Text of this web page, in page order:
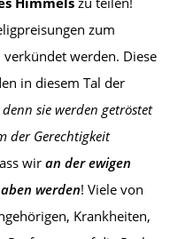
zum
werden. Diese
in diesem Tal der
sie werden getröstet
der Gerechtigkeit
wir an der ewigen
werden! Viele von
Krankheiten,